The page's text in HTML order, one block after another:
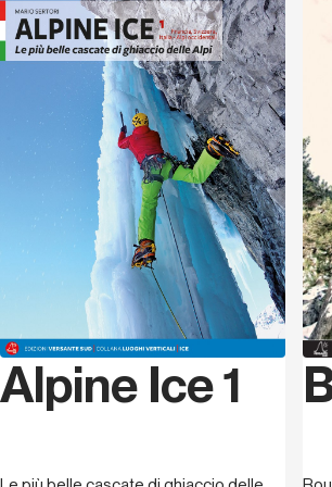
orientali, Austria e Slovenia. I due libri
interconnessi e insieme vanno a
completo dell’arco alpino. Circa
in questo secondo volume
primo, per facilitare coloro che
sono state inserite le foto
flusso
, le coordinate geografiche
tutte le vie, tramite un semplice
Informazioni sempre più precise che
togliere il senso dell’ignoto che
nell’intraprendere la salita di una
immagazzinate e analizzate per poter
rischi. Completano il lavoro alcuni
ascensioni e un ricordo di Luca
alpinista friulano scomparso nel 2010.
scrigno di proposte seducenti per
Lingua
Alpine Ice 1